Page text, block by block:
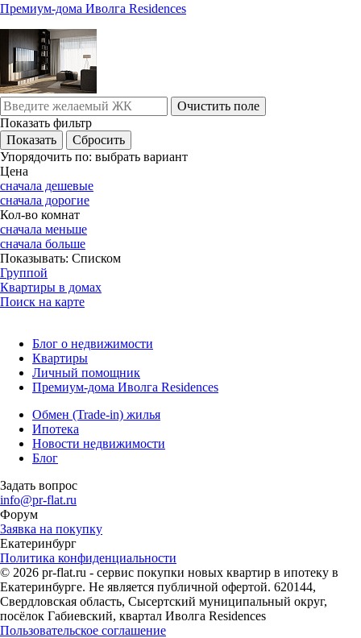
Премиум-дома Иволга Residences
Очистить поле
Показать фильтр
Упорядочить по: выбрать вариант
Цена
сначала дешевые
сначала дорогие
Кол-во комнат
сначала меньше
сначала больше
Показывать: Списком
Группой
Квартиры в домах
Поиск на карте
Блог о недвижимости
Квартиры
Личный помощник
Премиум-дома Иволга Residences
Обмен (Trade-in) жилья
Ипотека
Новости недвижимости
Блог
Задать вопрос
info@pr-flat.ru
Форум
Заявка на покупку
Екатеринбург
Политика конфиденциальности
© 2026 pr-flat.ru - сервис покупки новых квартир в ипотеку в
Екатеринбурге. Не является публичной офертой. 620144,
Свердловская область, Сысертский муниципальный округ,
посёлок Габиевский, квартал Иволга Residences
Пользовательское соглашение